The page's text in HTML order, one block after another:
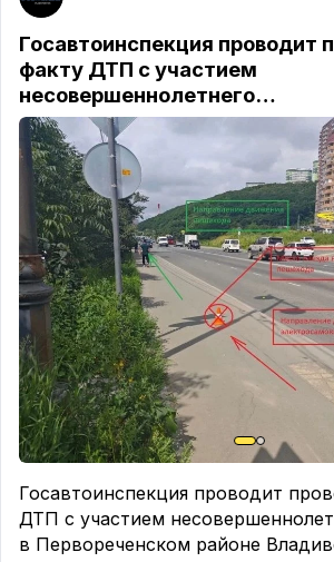
Госавтоинспекция проводит
факту ДТП с участием
несовершеннолетнего…
Госавтоинспекция проводит
ДТП с участием
в Первореченском районе